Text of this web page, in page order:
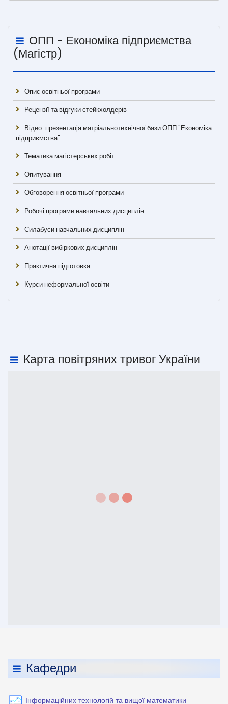
ОПП - Економіка підприємства
(Магістр)
Опис освітньої програми
Рецензії та відгуки стейкхолдерів
Відео-презентація матріальнотехнічної бази ОПП "Економіка
підприємства"
Тематика магістерських робіт
Опитування
Обговорення освітньої програми
Робочі програми навчальних дисциплін
Силабуси навчальних дисциплін
Анотації вибіркових дисциплін
Практична підготовка
Курси неформальної освіти
Карта повітряних тривог України
Кафедри
Інформаційних технологій та вищої математики